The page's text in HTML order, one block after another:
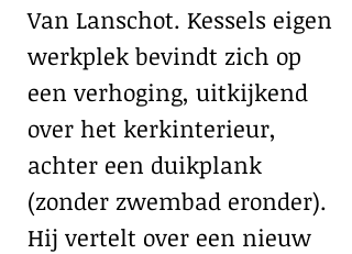
Van Lanschot. Kessels eigen
werkplek bevindt zich op
een verhoging, uitkijkend
over het kerkinterieur,
achter een duikplank
(zonder zwembad eronder).
Hij vertelt over een nieuw